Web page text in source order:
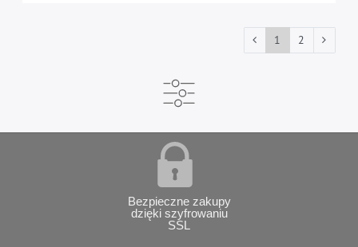
1 2
Bezpieczne zakupy
dzięki szyfrowaniu
SSL